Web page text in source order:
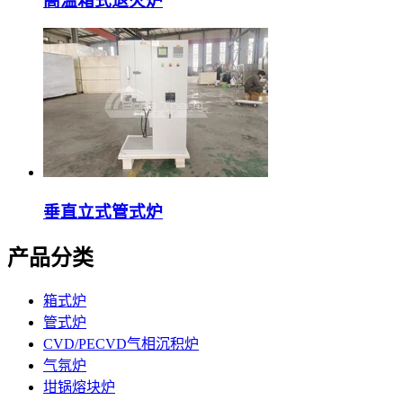
垂直立式管式炉
产品分类
箱式炉
管式炉
CVD/PECVD气相沉积炉
气氛炉
坩锅熔块炉